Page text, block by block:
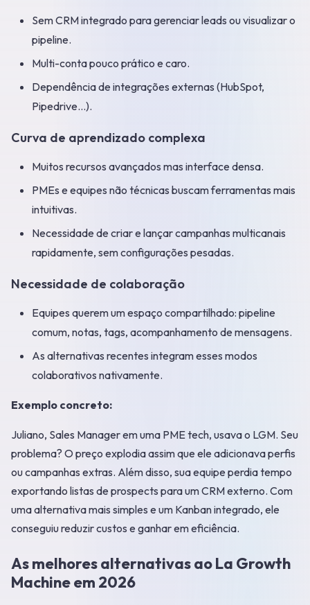
Sem CRM integrado para gerenciar leads ou visualizar o
pipeline.
Multi-conta pouco prático e caro.
Dependência de integrações externas (HubSpot,
Pipedrive…).
Curva de aprendizado complexa
Muitos recursos avançados mas interface densa.
PMEs e equipes não técnicas buscam ferramentas mais
intuitivas.
Necessidade de criar e lançar campanhas multicanais
rapidamente, sem configurações pesadas.
Necessidade de colaboração
Equipes querem um espaço compartilhado: pipeline
comum, notas, tags, acompanhamento de mensagens.
As alternativas recentes integram esses modos
colaborativos nativamente.
Exemplo concreto:
Juliano, Sales Manager em uma PME tech, usava o LGM. Seu
problema? O preço explodia assim que ele adicionava perfis
ou campanhas extras. Além disso, sua equipe perdia tempo
exportando listas de prospects para um CRM externo. Com
uma alternativa mais simples e um Kanban integrado, ele
conseguiu reduzir custos e ganhar em eficiência.
As melhores alternativas ao La Growth
Machine em 2026